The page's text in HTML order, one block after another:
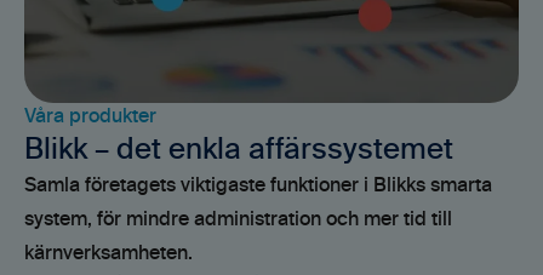
Våra produkter
Blikk – det enkla affärssystemet
Samla företagets viktigaste funktioner i Blikks smarta
system, för mindre administration och mer tid till
kärnverksamheten.